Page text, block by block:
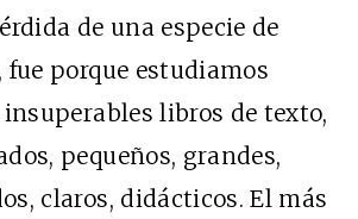
de una especie de
fue porque estudiamos
libros de texto,
pequeños, grandes,
claros, didácticos. El más